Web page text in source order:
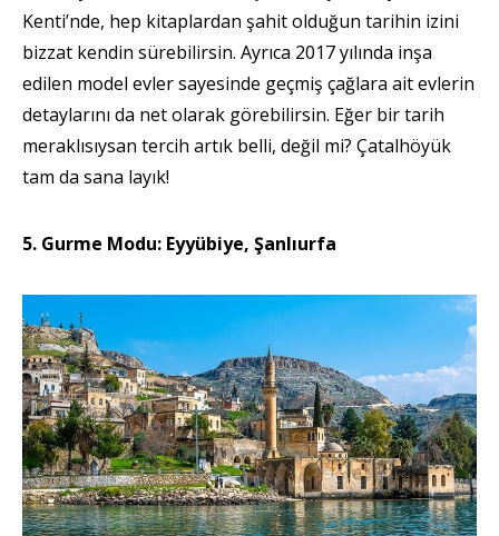
Kenti’nde, hep kitaplardan şahit olduğun tarihin izini
bizzat kendin sürebilirsin. Ayrıca 2017 yılında inşa
edilen model evler sayesinde geçmiş çağlara ait evlerin
detaylarını da net olarak görebilirsin. Eğer bir tarih
meraklısıysan tercih artık belli, değil mi? Çatalhöyük
tam da sana layık!
5. Gurme Modu: Eyyübiye, Şanlıurfa